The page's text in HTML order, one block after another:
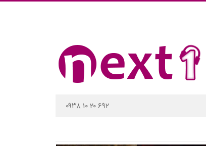
۰۹۳۸ ۱۰ ۲۰ ۶۹۲